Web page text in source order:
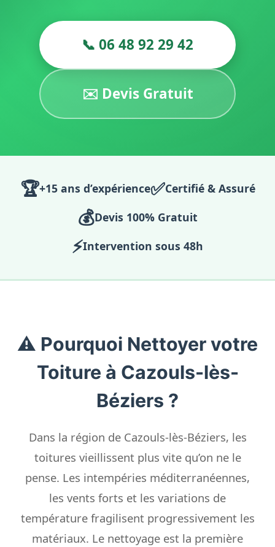
📞 06 48 92 29 42
✉️ Devis Gratuit
🏆+15 ans d’expérience✅Certifié & Assuré
💰Devis 100% Gratuit
⚡Intervention sous 48h
⚠️ Pourquoi Nettoyer votre
Toiture à Cazouls-lès-
Béziers ?
Dans la région de Cazouls-lès-Béziers, les
toitures vieillissent plus vite qu’on ne le
pense. Les intempéries méditerranéennes,
les vents forts et les variations de
température fragilisent progressivement les
matériaux. Le nettoyage est la première